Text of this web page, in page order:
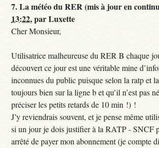
7.La météo du RER (mis à jour en
13:22,parLuxette
Cher Monsieur,
Utilisatrice malheureuse du RER B chaque
découvert ce jour est une véritable mine
inconnues du public puisque selon la ratp et
toujours bien sur la ligne b et qu’il n’est pas
préciser les petits retards de 10 min !) !
J’y reviendrais souvent, et je pense même
si un jour je dois justifier à la RATP - SNCF
arrêté de payer mon abonnement (je compte